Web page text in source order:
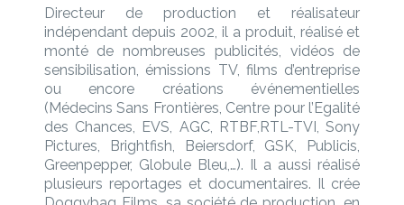
Directeur de production et réalisateur
indépendant depuis 2002, il a produit, réalisé et
monté de nombreuses publicités, vidéos de
sensibilisation, émissions TV, films d’entreprise
ou encore créations événementielles
(Médecins Sans Frontières, Centre pour l’Egalité
des Chances, EVS, AGC, RTBF,RTL-TVI, Sony
Pictures, Brightfish, Beiersdorf, GSK, Publicis,
Greenpepper, Globule Bleu,…). Il a aussi réalisé
plusieurs reportages et documentaires. Il crée